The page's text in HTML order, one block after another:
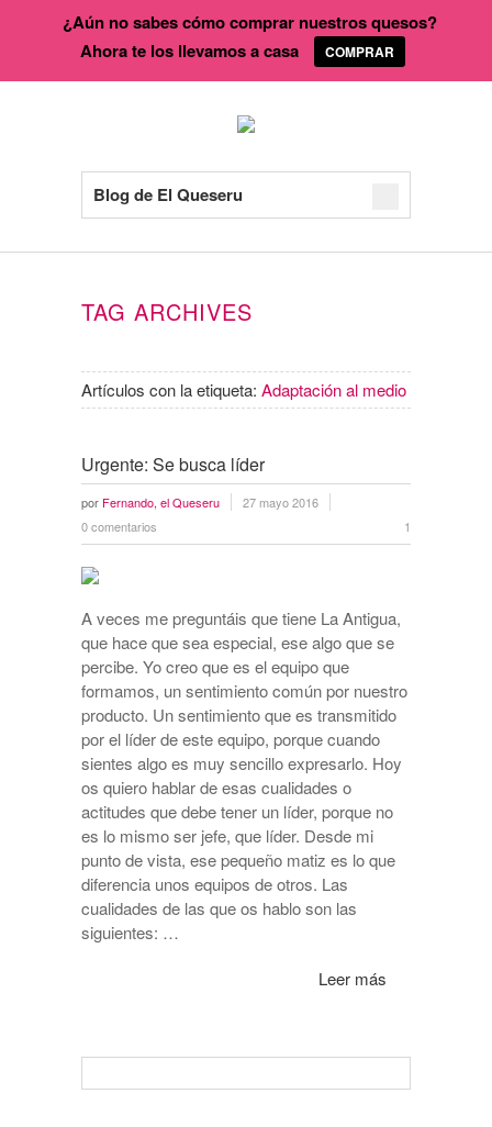
Blog de El Queseru
TAG ARCHIVES
Artículos con la etiqueta: Adaptación al medio
Urgente: Se busca líder
por Fernando, el Queseru
27 mayo 2016
0 comentarios
1
A veces me preguntáis que tiene La Antigua,
que hace que sea especial, ese algo que se
percibe. Yo creo que es el equipo que
formamos, un sentimiento común por nuestro
producto. Un sentimiento que es transmitido
por el líder de este equipo, porque cuando
sientes algo es muy sencillo expresarlo. Hoy
os quiero hablar de esas cualidades o
actitudes que debe tener un líder, porque no
es lo mismo ser jefe, que líder. Desde mi
punto de vista, ese pequeño matiz es lo que
diferencia unos equipos de otros. Las
cualidades de las que os hablo son las
siguientes: …
Leer más
¿Aún no sabes cómo comprar nuestros quesos?
Ahora te los llevamos a casa
COMPRAR